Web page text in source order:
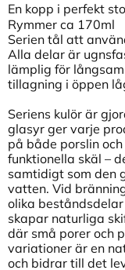
En kopp i perfekt
Rymmer ca 170ml
Serien tål att
Alla delar är
lämplig för
tillagning i öppen
Seriens kulör är
glasyr ger varje
på både porslin
funktionella skäl –
samtidigt som den
vatten. Vid
olika
skapar naturliga
där små porer och
variationer är en
och bidrar till det